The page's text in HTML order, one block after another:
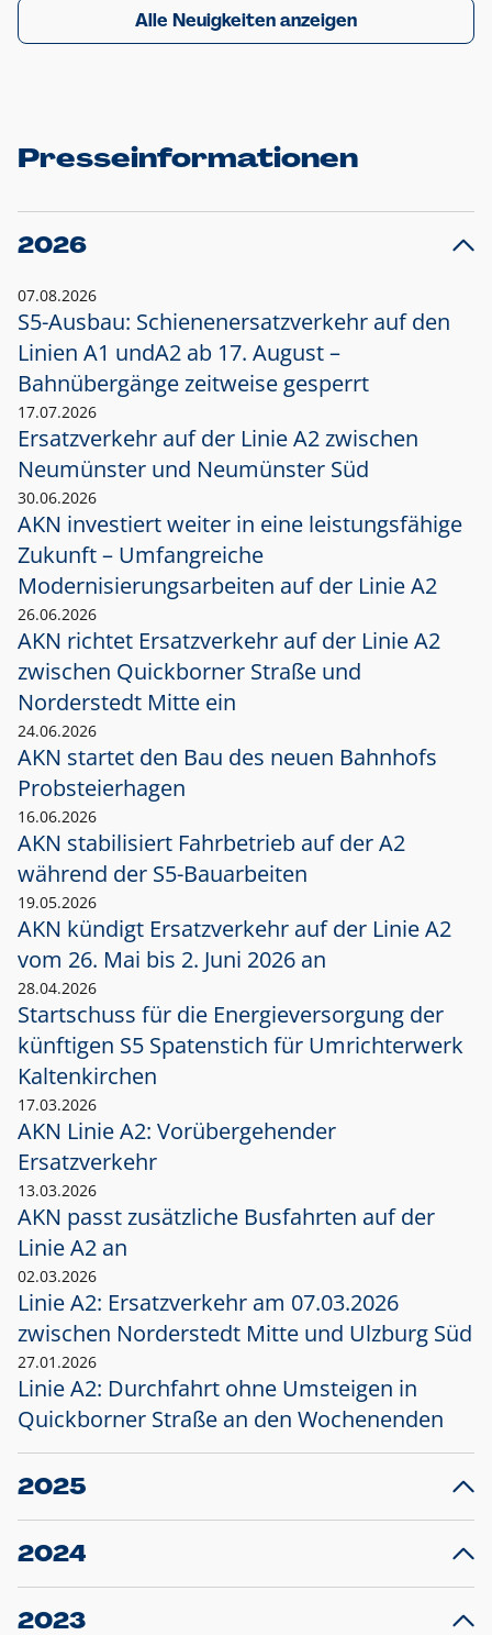
Alle Neuigkeiten anzeigen
Presseinformationen
2026
07.08.2026
S5-Ausbau: Schienenersatzverkehr auf den
Linien A1 undA2 ab 17. August –
Bahnübergänge zeitweise gesperrt
17.07.2026
Ersatzverkehr auf der Linie A2 zwischen
Neumünster und Neumünster Süd
30.06.2026
AKN investiert weiter in eine leistungsfähige
Zukunft – Umfangreiche
Modernisierungsarbeiten auf der Linie A2
26.06.2026
AKN richtet Ersatzverkehr auf der Linie A2
zwischen Quickborner Straße und
Norderstedt Mitte ein
24.06.2026
AKN startet den Bau des neuen Bahnhofs
Probsteierhagen
16.06.2026
AKN stabilisiert Fahrbetrieb auf der A2
während der S5-Bauarbeiten
19.05.2026
AKN kündigt Ersatzverkehr auf der Linie A2
vom 26. Mai bis 2. Juni 2026 an
28.04.2026
Startschuss für die Energieversorgung der
künftigen S5 Spatenstich für Umrichterwerk
Kaltenkirchen
17.03.2026
AKN Linie A2: Vorübergehender
Ersatzverkehr
13.03.2026
AKN passt zusätzliche Busfahrten auf der
Linie A2 an
02.03.2026
Linie A2: Ersatzverkehr am 07.03.2026
zwischen Norderstedt Mitte und Ulzburg Süd
27.01.2026
Linie A2: Durchfahrt ohne Umsteigen in
Quickborner Straße an den Wochenenden
2025
23.12.2025
Projekt S5: Start der Bauarbeiten am
2024
10.12.2024
Großprojekt S5: Sperrung der Bahnstraße in
2023